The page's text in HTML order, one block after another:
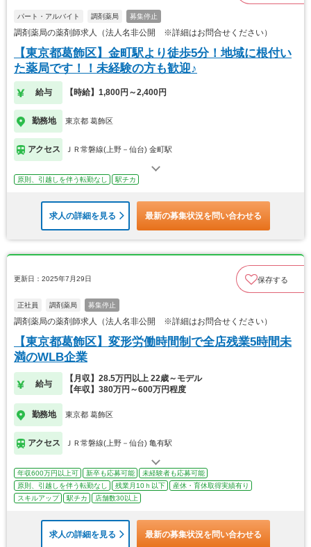
パート・アルバイト 調剤薬局 募集停止
調剤薬局の薬剤師求人（法人名非公開 ※詳細はお問合せください）
【東京都葛飾区】金町駅より徒歩5分！地域に根付い
た薬局です！！未経験の方も歓迎♪
給与 【時給】1,800円～2,400円
勤務地 東京都 葛飾区
アクセス ＪＲ常磐線(上野－仙台) 金町駅
原則、引越しを伴う転勤なし 駅チカ
求人の詳細を見る 最新の募集状況を問い合わせる
更新日：2025年7月29日 保存する
正社員 調剤薬局 募集停止
調剤薬局の薬剤師求人（法人名非公開 ※詳細はお問合せください）
【東京都葛飾区】変形労働時間制で全店残業5時間未
満のWLB企業
給与
【月収】28.5万円以上 22歳～モデル
【年収】380万円～600万円程度
勤務地 東京都 葛飾区
アクセス ＪＲ常磐線(上野－仙台) 亀有駅
年収600万円以上可 新卒も応募可能
未経験者も応募可能
原則、引越しを伴う転勤なし
残業月10ｈ以下
産休・育休取得実績有り
スキルアップ
駅チカ 店舗数30以上
求人の詳細を見る 最新の募集状況を問い合わせる